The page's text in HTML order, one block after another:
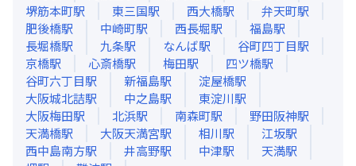
堺筋本町駅 東三国駅 西大橋駅 弁天町駅
肥後橋駅 中崎町駅 西長堀駅 福島駅
長堀橋駅 九条駅 なんば駅 谷町四丁目駅
京橋駅 心斎橋駅 梅田駅 四ツ橋駅
谷町六丁目駅 新福島駅 淀屋橋駅
大阪城北詰駅 中之島駅 東淀川駅
大阪梅田駅 北浜駅 南森町駅 野田阪神駅
天満橋駅 大阪天満宮駅 相川駅 江坂駅
西中島南方駅 井高野駅 中津駅 天満駅